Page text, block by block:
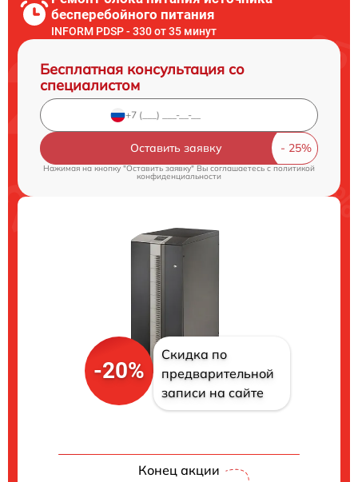
бесперебойного питания
INFORM PDSP - 330 от 35 минут
Бесплатная консультация со
специалистом
Оставить заявку
Нажимая на кнопку "Оставить заявку" Вы соглашаетесь cполитикой
конфиденциальности
-20%
Скидка по
предварительной
записи на сайте
Конец акции